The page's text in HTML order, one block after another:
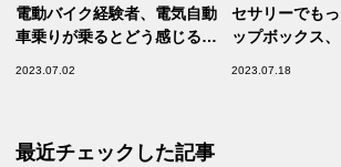
電動バイク経験者、電気自動
車乗りが乗るとどう感じる？
2023.07.02
セサリーでも
ップボックス
2023.07.18
最近チェックした記事